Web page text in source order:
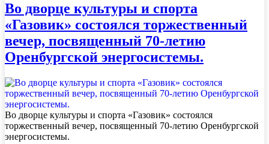
Во дворце культуры и спорта
«Газовик» состоялся торжественный
вечер, посвященный 70-летию
Оренбургской энергосистемы.
Во дворце культуры и спорта «Газовик» состоялся
торжественный вечер, посвященный 70-летию Оренбургской
энергосистемы.